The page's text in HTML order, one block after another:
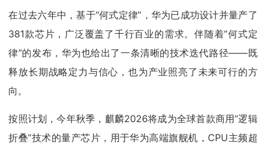
在过去六年中，基于“何式定律”，华为已成功设计并量产了
381款芯片，广泛覆盖了千行百业的需求。伴随着“何式定
律”的发布，华为也给出了一条清晰的技术迭代路径——既
释放长期战略定力与信心，也为产业照亮了未来可行的方
向。
按照计划，今年秋季，麒麟2026将成为全球首款商用“逻辑
折叠”技术的量产芯片，用于华为高端旗舰机，CPU主频超